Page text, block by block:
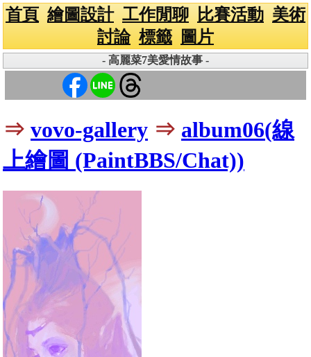
首頁 繪圖設計 工作閒聊 比賽活動 美術
討論 標籤 圖片
- 高麗菜7美愛情故事 -
⇒ vovo-gallery ⇒ album06(線
上繪圖 (PaintBBS/Chat))